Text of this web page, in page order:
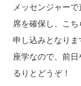
メッセンジャーで
席を確保し、こ
申し込みとなりま
座学なので、前
るりとどうぞ！